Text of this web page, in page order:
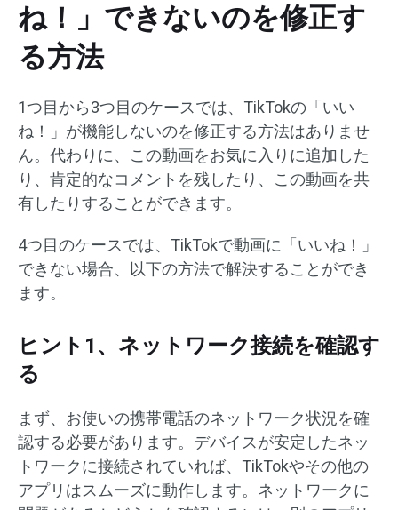
ね！」できないのを修正す
る方法
1つ目から3つ目のケースでは、TikTokの「いい
ね！」が機能しないのを修正する方法はありませ
ん。代わりに、この動画をお気に入りに追加した
り、肯定的なコメントを残したり、この動画を共
有したりすることができます。
4つ目のケースでは、TikTokで動画に「いいね！」
できない場合、以下の方法で解決することができ
ます。
ヒント1、ネットワーク接続を確認す
る
まず、お使いの携帯電話のネットワーク状況を確
認する必要があります。デバイスが安定したネッ
トワークに接続されていれば、TikTokやその他の
アプリはスムーズに動作します。ネットワークに